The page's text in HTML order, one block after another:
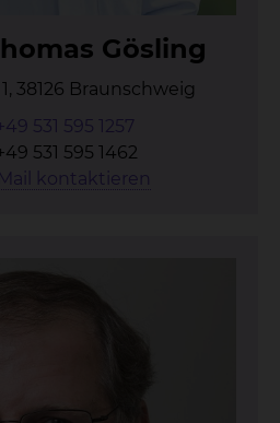
Gös­ling
38126 Braunschweig
531 595 1257
531 595 1462
kontaktieren